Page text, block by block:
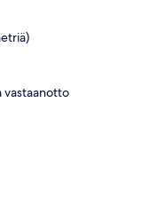
vastaanotto